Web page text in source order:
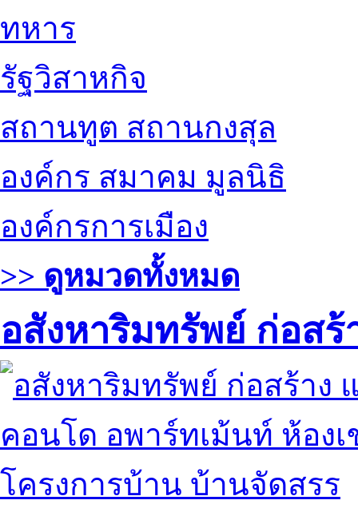
ทหาร
รัฐวิสาหกิจ
สถานทูต สถานกงสุล
องค์กร สมาคม มูลนิธิ
องค์กรการเมือง
>> ดูหมวดทั้งหมด
อสังหาริมทรัพย์ ก่อส
คอนโด อพาร์ทเม้นท์ ห้องเ
โครงการบ้าน บ้านจัดสรร